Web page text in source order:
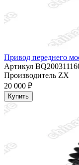
Привод переднего
Артикул
Производитель ZX
20 000 ₽
Купить